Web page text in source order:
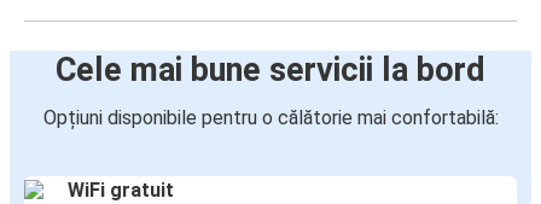
Cele mai bune servicii la bord
Opțiuni disponibile pentru o călătorie mai confortabilă:
WiFi gratuit